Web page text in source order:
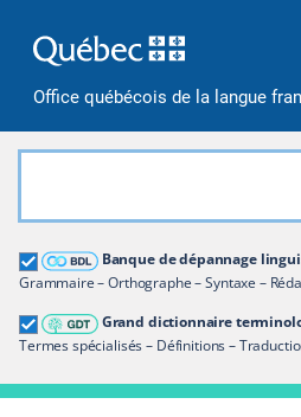
Office québécois de la langue
Banque de dépannage
Grammaire – Orthographe – Syntaxe –
Grand dictionnaire
Termes spécialisés – Définitions –
Grand dictionnaire
Restreindre aux termes